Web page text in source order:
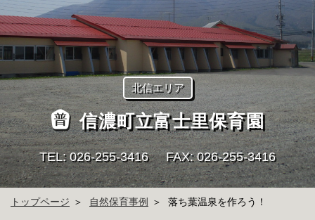
北信エリア
信濃町立富士里保育園
TEL: 026-255-3416 FAX: 026-255-3416
トップページ 自然保育事例 落ち葉温泉を作ろう！